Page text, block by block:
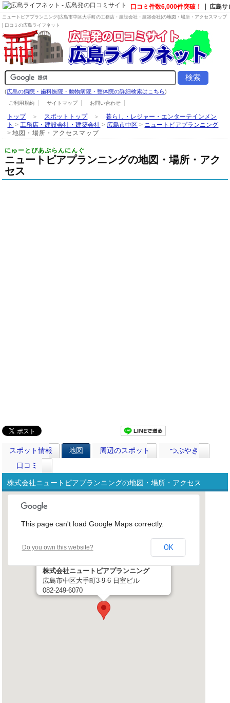
口コミ件数6,000件突破！ 広島サ
ニュートピアプランニング(広島市中区大手町の工務店・建設会社・建築会社)の地図・場所・アクセスマップ
| 口コミの広島ライフネット
(広島の病院・歯科医院・動物病院・整体院の詳細検索はこちら)
ご利用規約 サイトマップ お問い合わせ
トップ＞ スポットトップ＞暮らし・レジャー・エンターテインメン
ト >工務店・建設会社・建築会社 > 広島市中区 > ニュートピアプランニング
>地図・場所・アクセスマップ
にゅーとぴあぷらんにんぐ
ニュートピアプランニングの地図・場所・アク
セス
スポット情報 地図 周辺のスポット
つぶやき
口コミ
株式会社ニュートピアプランニングの地図・場所・アクセス
株式会社ニュートピアプランニング
広島市中区大手町3-9-6 日室ビル
082-249-6070
This page can't load Google Maps correctly.
Do you own this website? OK